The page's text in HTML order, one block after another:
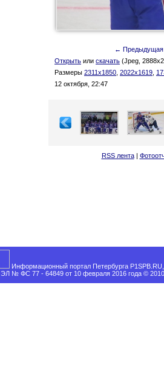
← Предыдущая
Открыть или скачать (Jpeg,
Размеры 2311x1850 2022x1619
12 октября, 22:47
RSS лента|
Информационный портал Петербурга
ЭЛ № ФС 77 - 64849 от 10 февраля 2016 года ©